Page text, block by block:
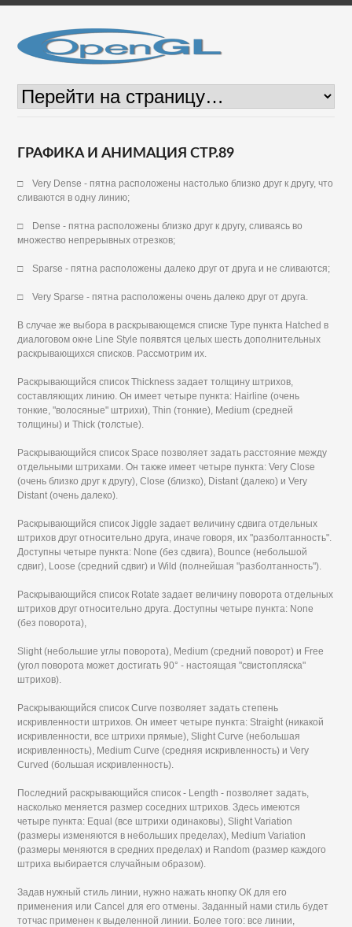
ГРАФИКА И АНИМАЦИЯ СТР.89
□ Very Dense - пятна расположены настолько близко друг к другу, что
сливаются в одну линию;
□ Dense - пятна расположены близко друг к другу, сливаясь во
множество непрерывных отрезков;
□ Sparse - пятна расположены далеко друг от друга и не сливаются;
□ Very Sparse - пятна расположены очень далеко друг от друга.
В случае же выбора в раскрывающемся списке Туре пункта Hatched в
диалоговом окне Line Style появятся целых шесть дополнительных
раскрывающихся списков. Рассмотрим их.
Раскрывающийся список Thickness задает толщину штрихов,
составляющих линию. Он имеет четыре пункта: Hairline (очень
тонкие, "волосяные" штрихи), Thin (тонкие), Medium (средней
толщины) и Thick (толстые).
Раскрывающийся список Space позволяет задать расстояние между
отдельными штрихами. Он также имеет четыре пункта: Very Close
(очень близко друг к другу), Close (близко), Distant (далеко) и Very
Distant (очень далеко).
Раскрывающийся список Jiggle задает величину сдвига отдельных
штрихов друг относительно друга, иначе говоря, их "разболтанность".
Доступны четыре пункта: None (без сдвига), Bounce (небольшой
сдвиг), Loose (средний сдвиг) и Wild (полнейшая "разболтанность").
Раскрывающийся список Rotate задает величину поворота отдельных
штрихов друг относительно друга. Доступны четыре пункта: None
(без поворота),
Slight (небольшие углы поворота), Medium (средний поворот) и Free
(угол поворота может достигать 90° - настоящая "свистопляска"
штрихов).
Раскрывающийся список Curve позволяет задать степень
искривленности штрихов. Он имеет четыре пункта: Straight (никакой
искривленности, все штрихи прямые), Slight Curve (небольшая
искривленность), Medium Curve (средняя искривленность) и Very
Curved (большая искривленность).
Последний раскрывающийся список - Length - позволяет задать,
насколько меняется размер соседних штрихов. Здесь имеются
четыре пункта: Equal (все штрихи одинаковы), Slight Variation
(размеры изменяются в небольших пределах), Medium Variation
(размеры меняются в средних пределах) и Random (размер каждого
штриха выбирается случайным образом).
Задав нужный стиль линии, нужно нажать кнопку ОК для его
применения или Cancel для его отмены. Заданный нами стиль будет
тотчас применен к выделенной линии. Более того: все линии,